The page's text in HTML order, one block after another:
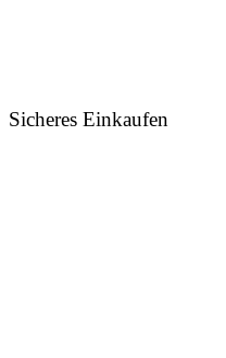
Sicheres Einkaufen